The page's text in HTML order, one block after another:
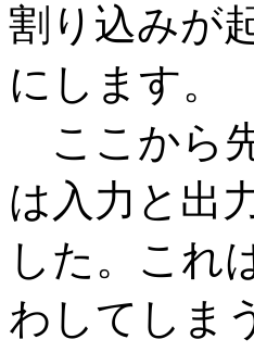
割り込みが
にします。
ここから
は入力と出
した。これ
わしてしま